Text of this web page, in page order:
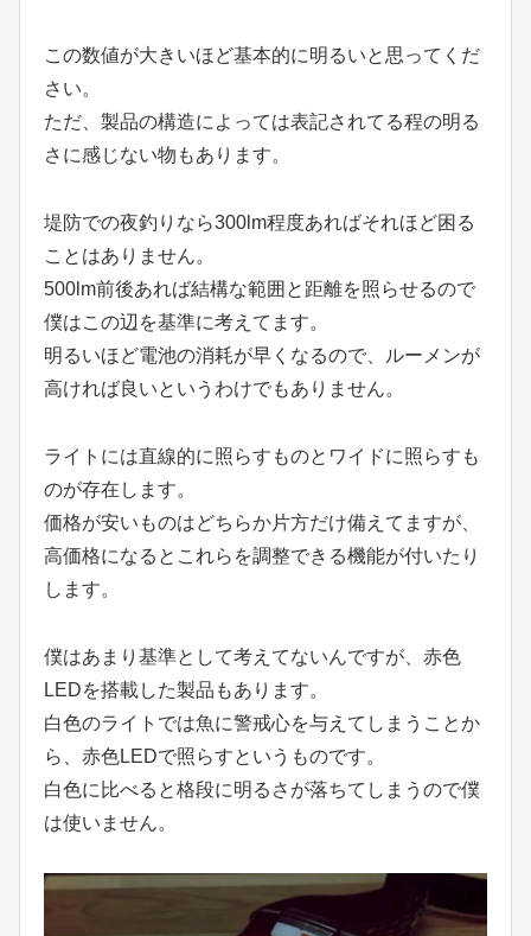
この数値が大きいほど基本的に明るいと思ってくだ
さい。
ただ、製品の構造によっては表記されてる程の明る
さに感じない物もあります。
堤防での夜釣りなら300lm程度あればそれほど困る
ことはありません。
500lm前後あれば結構な範囲と距離を照らせるので
僕はこの辺を基準に考えてます。
明るいほど電池の消耗が早くなるので、ルーメンが
高ければ良いというわけでもありません。
ライトには直線的に照らすものとワイドに照らすも
のが存在します。
価格が安いものはどちらか片方だけ備えてますが、
高価格になるとこれらを調整できる機能が付いたり
します。
僕はあまり基準として考えてないんですが、赤色
LEDを搭載した製品もあります。
白色のライトでは魚に警戒心を与えてしまうことか
ら、赤色LEDで照らすというものです。
白色に比べると格段に明るさが落ちてしまうので僕
は使いません。